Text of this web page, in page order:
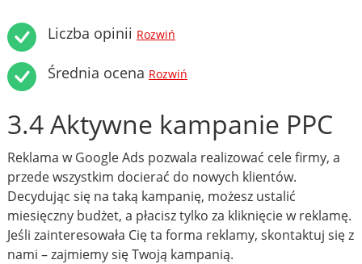
Liczba opinii Rozwiń
Średnia ocena Rozwiń
3.4 Aktywne kampanie PPC
Reklama w Google Ads pozwala realizować cele firmy, a
przede wszystkim docierać do nowych klientów.
Decydując się na taką kampanię, możesz ustalić
miesięczny budżet, a płacisz tylko za kliknięcie w reklamę.
Jeśli zainteresowała Cię ta forma reklamy, skontaktuj się z
nami – zajmiemy się Twoją kampanią.